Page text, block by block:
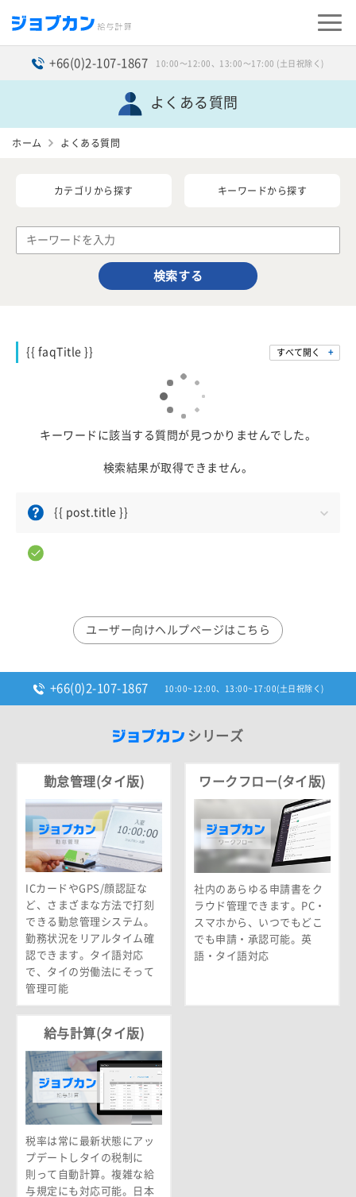
+66(0)2-107-1867 10:00〜12:00、13:00〜17:00 (土日祝除く)
よくある質問
ホーム よくある質問
カテゴリから探す キーワードから探す
検索する
{{ faqTitle }} すべて開く
キーワードに該当する質問が見つかりませんでした。
検索結果が取得できません。
{{ post.title }}
ユーザー向けヘルプページはこちら
+66(0)2-107-1867 10:00~12:00、13:00~17:00(土日祝除く)
シリーズ
勤怠管理(タイ版)
ICカードやGPS/顔認証な
ど、さまざまな方法で打刻
できる勤怠管理システム。
勤務状況をリアルタイム確
認できます。タイ語対応
で、タイの労働法にそって
管理可能
ワークフロー(タイ版)
社内のあらゆる申請書をク
ラウド管理できます。PC・
スマホから、いつでもどこ
でも申請・承認可能。英
語・タイ語対応
給与計算(タイ版)
税率は常に最新状態にアッ
プデートしタイの税制に
則って自動計算。複雑な給
与規定にも対応可能。日本